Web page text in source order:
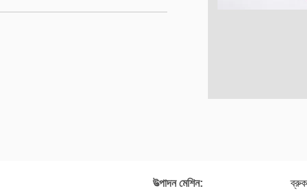
উত্পাদন মেশিন: